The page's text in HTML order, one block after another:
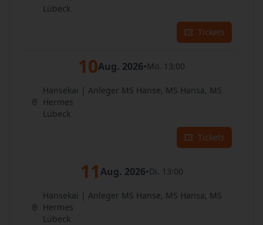
Lübeck
Tickets
10Aug. 2026•Mo. 13:00
Hansekai | Anleger MS Hanse, MS Hansa, MS
Hermes
Lübeck
Tickets
11 Aug. 2026•Di. 13:00
Hansekai | Anleger MS Hanse, MS Hansa, MS
Hermes
Lübeck